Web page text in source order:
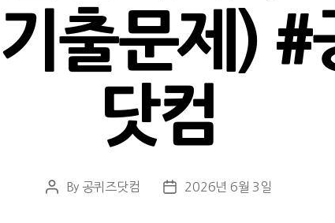
출문제) #
닷컴
Post
By 공퀴즈닷컴
Post2026년 6월 3일